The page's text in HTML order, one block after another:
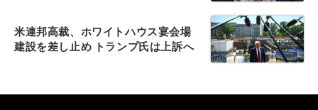
米連邦高裁、ホワイトハウス宴会場
建設を差し止め トランプ氏は上訴へ